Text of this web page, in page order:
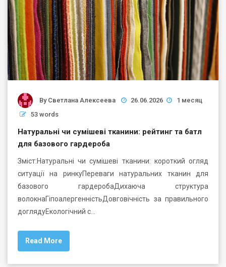
By Светлана Алексеева 26.06.2026
1 месяц
53 words
Натуральні чи сумішеві тканини: рейтинг та батл
для базового гардероба
Зміст:Натуральні чи сумішеві тканини: короткий огляд
ситуації на ринкуПереваги натуральних тканин для
базового гардеробаДихаюча структура
волокнаГіпоалергенністьДовговічність за правильного
доглядуЕкологічний с…
Read More